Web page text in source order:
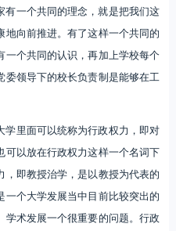
一个共同的理念，就是把我们这
向前推进。有了这样一个共同的
个共同的认识，再加上学校每个
委领导下的校长负责制是能够在工
里面可以统称为行政权力，即对
以放在行政权力这样一个名词下
即教授治学，是以教授为代表的
个大学发展当中目前比较突出的
术发展一个很重要的问题。行政